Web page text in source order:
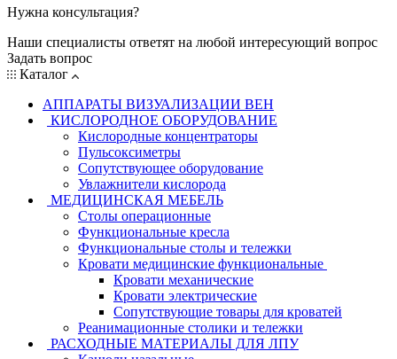
Нужна консультация?
Наши специалисты ответят на любой интересующий вопрос
Задать вопрос
Каталог
АППАРАТЫ ВИЗУАЛИЗАЦИИ ВЕН
КИСЛОРОДНОЕ ОБОРУДОВАНИЕ
Кислородные концентраторы
Пульсоксиметры
Сопутствующее оборудование
Увлажнители кислорода
МЕДИЦИНСКАЯ МЕБЕЛЬ
Столы операционные
Функциональные кресла
Функциональные столы и тележки
Кровати медицинские функциональные
Кровати механические
Кровати электрические
Сопутствующие товары для кроватей
Реанимационные столики и тележки
РАСХОДНЫЕ МАТЕРИАЛЫ ДЛЯ ЛПУ